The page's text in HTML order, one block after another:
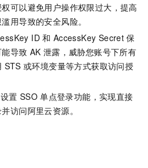
可以避免用户操作权限过大，提高
用导致的安全风险。
ID 和 AccessKey Secret 保
导致 AK 泄露，威胁您账号下所有
STS 或环境变量等方式获取访问授
置 SSO 单点登录功能，实现直接
访问阿里云资源。